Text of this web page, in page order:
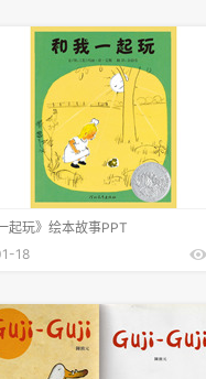
起玩》绘本故事PPT
18